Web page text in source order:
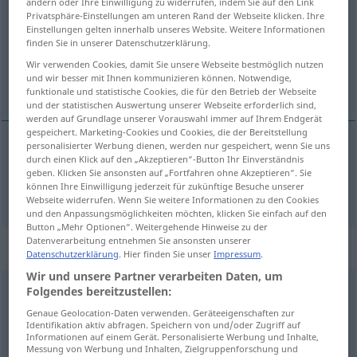
Übersicht aller Übersetzungen
(Für mehr Details die Übersetzung anklicken/antippen)
til, etter
etter nach
Beispielsätze für "nach"
nachhinten
bakover
Privatsphäre-Einstellungen am unteren Rand der Webseite klicken. Ihre
Einstellungen gelten innerhalb unseres Website. Weitere Informationen
finden Sie in unserer Datenschutzerklärung.
Wir verwenden Cookies, damit Sie unsere Webseite bestmöglich nutzen
und wir besser mit Ihnen kommunizieren können. Notwendige,
funktionale und statistische Cookies, die für den Betrieb der Webseite
und der statistischen Auswertung unserer Webseite erforderlich sind,
werden auf Grundlage unserer Vorauswahl immer auf Ihrem Endgerät
gespeichert. Marketing-Cookies und Cookies, die der Bereitstellung
personalisierter Werbung dienen, werden nur gespeichert, wenn Sie uns
durch einen Klick auf den „Akzeptieren“-Button Ihr Einverständnis
geben. Klicken Sie ansonsten auf „Fortfahren ohne Akzeptieren“. Sie
können Ihre Einwilligung jederzeit für zukünftige Besuche unserer
Webseite widerrufen. Wenn Sie weitere Informationen zu den Cookies
und den Anpassungsmöglichkeiten möchten, klicken Sie einfach auf den
Button „Mehr Optionen“. Weitergehende Hinweise zu der
Datenverarbeitung entnehmen Sie ansonsten unserer
Datenschutzerklärung. Hier finden Sie unserImpressum.
Wir und unsere Partner verarbeiten Daten, um
Folgendes bereitzustellen:
Genaue Geolocation-Daten verwenden. Geräteeigenschaften zur
Identifikation aktiv abfragen. Speichern von und/oder Zugriff auf
Informationen auf einem Gerät. Personalisierte Werbung und Inhalte,
Messung von Werbung und Inhalten, Zielgruppenforschung und